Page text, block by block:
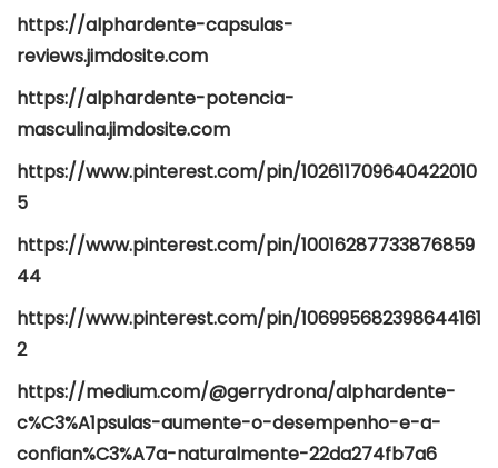
https://alphardente-capsulas-
reviews.jimdosite.com
https://alphardente-potencia-
masculina.jimdosite.com
https://www.pinterest.com/pin/102611709640422010
5
https://www.pinterest.com/pin/10016287733876859
44
https://www.pinterest.com/pin/106995682398644161
2
https://medium.com/@gerrydrona/alphardente-
c%C3%A1psulas-aumente-o-desempenho-e-a-
confian%C3%A7a-naturalmente-22da274fb7a6